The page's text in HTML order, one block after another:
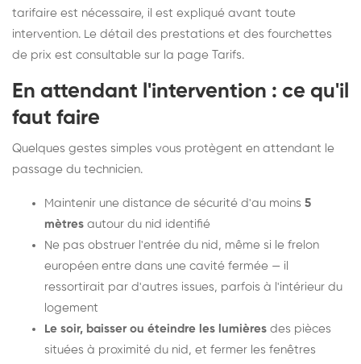
tarifaire est nécessaire, il est expliqué avant toute
intervention. Le détail des prestations et des fourchettes
de prix est consultable sur la page Tarifs.
En attendant l'intervention : ce qu'il
faut faire
Quelques gestes simples vous protègent en attendant le
passage du technicien.
Maintenir une distance de sécurité d'au moins 5
mètres autour du nid identifié
Ne pas obstruer l'entrée du nid, même si le frelon
européen entre dans une cavité fermée — il
ressortirait par d'autres issues, parfois à l'intérieur du
logement
Le soir, baisser ou éteindre les lumières des pièces
situées à proximité du nid, et fermer les fenêtres